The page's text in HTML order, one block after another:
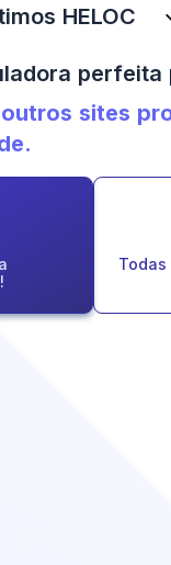
HELOC
sites